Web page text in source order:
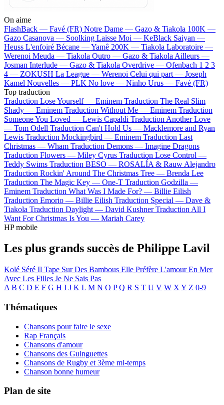
On aime
FlashBack — Favé (FR) Notre Dame — Gazo & Tiakola 100K —
Gazo Casanova — Soolking Laisse Moi — KeBlack Saiyan —
Heuss L'enfoiré Bécane —Yamê 200K — Tiakola Laboratoire —
Werenoi Meuda — Tiakola Outro — Gazo & Tiakola Ailleurs —
Josman Interlude — Gazo & Tiakola Overdrive — Ofenbach 1 2 3
4 — ZOKUSH La League — Werenoi Celui qui part — Joseph
Kamel Nouvelles — PLK No love — Ninho Urus — Favé (FR)
Top traduction
Traduction Lose Yourself — Eminem Traduction The Real Slim
Shady — Eminem Traduction Without Me — Eminem Traduction
Someone You Loved — Lewis Capaldi Traduction Another Love
— Tom Odell Traduction Can't Hold Us — Macklemore and Ryan
Lewis Traduction Mockingbird — Eminem Traduction Last
Christmas — Wham Traduction Demons — Imagine Dragons
Traduction Flowers — Miley Cyrus Traduction Lose Control —
Teddy Swims Traduction BESO — ROSALÍA & Rauw Alejandro
Traduction Rockin' Around The Christmas Tree — Brenda Lee
Traduction The Magic Key — One-T Traduction Godzilla —
Eminem Traduction What Was I Made For? — Billie Eilish
Traduction Emorio — Billie Eilish Traduction Special — Dave &
Tiakola Traduction Daylight — David Kushner Traduction All I
Want For Christmas Is You — Mariah Carey
HP mobile
Les plus grands succès de Philippe Lavil
Kolé Séré Il Tape Sur Des Bambous Elle Préfère L'amour En Mer
Avec Les Filles Je Ne Sais Pas
A B C D E F G H I J K L M N O P Q R S T U V W X Y Z 0-9
Thématiques
Chansons pour faire le sexe
Rap Français
Chansons d'amour
Chansons des Guinguettes
Chansons de Rugby et 3ème mi-temps
Chanson bonne humeur
Plan de site